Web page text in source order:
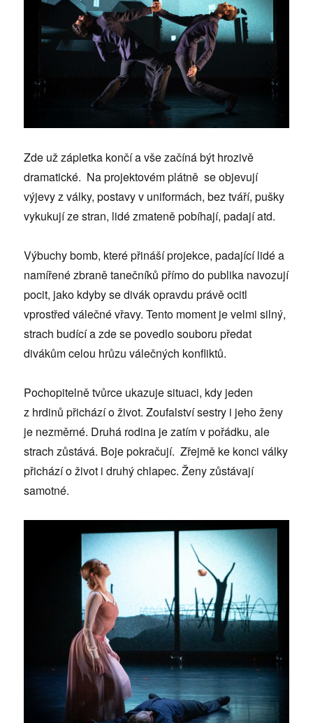
Zde už zápletka končí a vše začíná být hrozivě
dramatické. Na projektovém plátně se objevují
výjevy z války, postavy v uniformách, bez tváří, pušky
vykukují ze stran, lidé zmateně pobíhají, padají atd.
Výbuchy bomb, které přináší projekce, padající lidé a
namířené zbraně tanečníků přímo do publika navozují
pocit, jako kdyby se divák opravdu právě ocitl
vprostřed válečné vřavy. Tento moment je velmi silný,
strach budící a zde se povedlo souboru předat
divákům celou hrůzu válečných konfliktů.
Pochopitelně tvůrce ukazuje situaci, kdy jeden
z hrdinů přichází o život. Zoufalství sestry i jeho ženy
je nezměrné. Druhá rodina je zatím v pořádku, ale
strach zůstává. Boje pokračují. Zřejmě ke konci války
přichází o život i druhý chlapec. Ženy zůstávají
samotné.